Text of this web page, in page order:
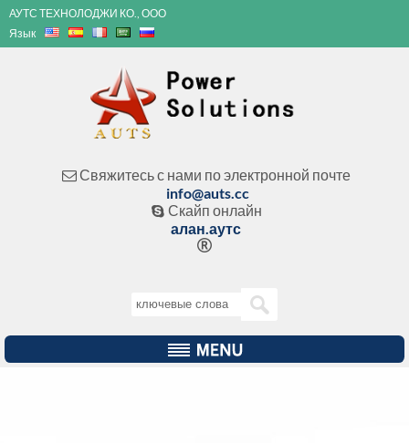
АУТС ТЕХНОЛОДЖИ КО., ООО
Язык
 Свяжитесь с нами по электронной почте
info@auts.cc
 Скайп онлайн
алан.аутс
